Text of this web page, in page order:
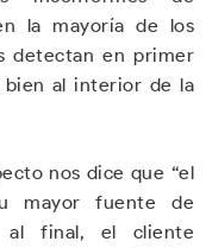
la mayoría de los
detectan en primer
bien al interior de la
nos dice que “el
mayor fuente de
al final, el cliente